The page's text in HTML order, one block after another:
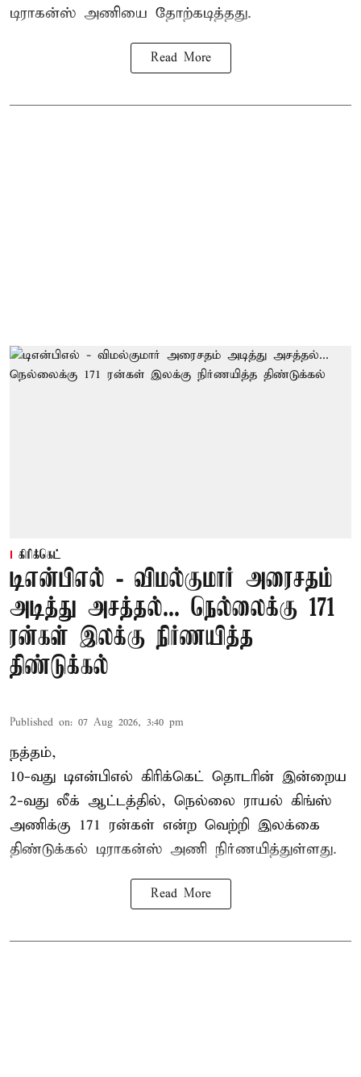
டிராகன்ஸ் அணியை தோற்கடித்தது.
Read More
கிரிக்கெட்
டிஎன்பிஎல் - விமல்குமார் அரைசதம்
அடித்து அசத்தல்... நெல்லைக்கு 171
ரன்கள் இலக்கு நிர்ணயித்த
திண்டுக்கல்
Published on: 07 Aug 2026, 3:40 pm
நத்தம்,
10-வது டிஎன்பிஎல் கிரிக்கெட் தொடரின் இன்றைய
2-வது லீக் ஆட்டத்தில், நெல்லை ராயல் கிங்ஸ்
அணிக்கு 171 ரன்கள் என்ற வெற்றி இலக்கை
திண்டுக்கல் டிராகன்ஸ் அணி நிர்ணயித்துள்ளது.
Read More